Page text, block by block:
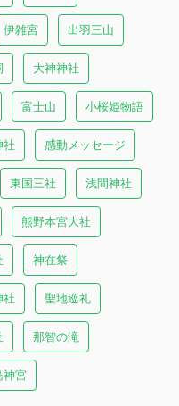
伊雑宮 出羽三山
大神神社
富士山 小桜姫物語
社 感動メッセージ
東国三社 浅間神社
熊野本宮大社
神在祭
社 聖地巡礼
那智の滝
神宮